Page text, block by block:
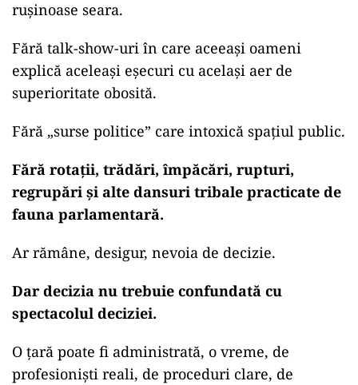
rușinoase seara.
Fără talk-show-uri în care aceeași oameni
explică aceleași eșecuri cu același aer de
superioritate obosită.
Fără „surse politice” care intoxică spațiul public.
Fără rotații, trădări, împăcări, rupturi,
regrupări și alte dansuri tribale practicate de
fauna parlamentară.
Ar rămâne, desigur, nevoia de decizie.
Dar decizia nu trebuie confundată cu
spectacolul deciziei.
O țară poate fi administrată, o vreme, de
profesioniști reali, de proceduri clare, de